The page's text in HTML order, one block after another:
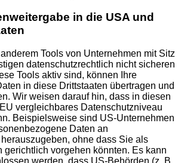
in die USA und
Tools von Unternehmen mit Sitz
datenschutzrechtlich nicht sicheren
Tools aktiv sind, können Ihre
in diese Drittstaaten übertragen und
Wir weisen darauf hin, dass in diesen
vergleichbares Datenschutzniveau
Beispielsweise sind US-Unternehmen
Daten an
ohne dass Sie als
gerichtlich vorgehen könnten. Es kann
werden, dass US-Behörden (z. B.